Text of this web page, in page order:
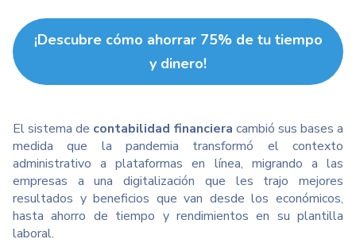
¡Descubre cómo ahorrar 75% de tu tiempo
y dinero!
El sistema de contabilidad financiera cambió sus bases a
medida que la pandemia transformó el contexto
administrativo a plataformas en línea, migrando a las
empresas a una digitalización que les trajo mejores
resultados y beneficios que van desde los económicos,
hasta ahorro de tiempo y rendimientos en su plantilla
laboral.